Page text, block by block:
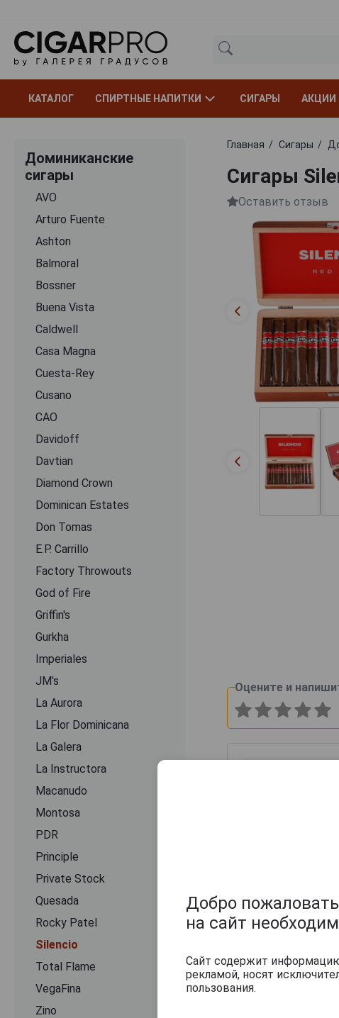
КАТАЛОГ СПИРТНЫЕ НАПИТКИ СИГАРЫ АКЦИИ
Доминиканские
сигары
AVO
Arturo Fuente
Ashton
Balmoral
Bossner
Buena Vista
Caldwell
Casa Magna
Cuesta-Rey
Cusano
CАО
Davidoff
Davtian
Diamond Crown
Dominican Estates
Don Tomas
E.P. Carrillo
Factory Throwouts
God of Fire
Griffin's
Gurkha
Imperiales
JM's
La Aurora
La Flor Dominicana
La Galera
La Instructora
Macanudo
Montosa
PDR
Principle
Private Stock
Quesada
Rocky Patel
Silencio
Total Flame
VegaFina
Zino
Главная Сигары
Сигары
Оставить отзыв
Оцените и
Добро пожаловать
на сайт
Сайт содержит
рекламой, носят
пользования.